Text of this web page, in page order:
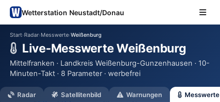
Wetterstation Neustadt/Donau
Start›Radar›Messwerte›Weißenburg
Live-Messwerte Weißenburg
Mittelfranken · Landkreis Weißenburg-Gunzenhausen · 10-
Minuten-Takt · 8 Parameter · werbefrei
Radar Satellitenbild Warnungen Messwerte